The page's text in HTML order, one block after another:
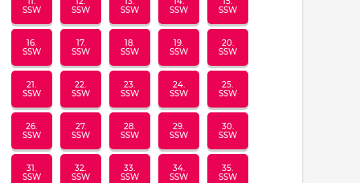
SSW
SSW
SSW
SSW
SSW
16.
SSW
17.
SSW
18.
SSW
19.
SSW
20.
SSW
21.
SSW
22.
SSW
23.
SSW
24.
SSW
25.
SSW
26.
SSW
27.
SSW
28.
SSW
29.
SSW
30.
SSW
31.
SSW
32.
SSW
33.
SSW
34.
SSW
35.
SSW